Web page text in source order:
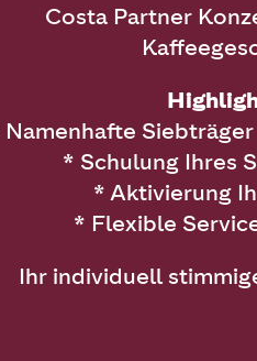
Costa Partner
Namenhafte
* Schulung Ihres
* Aktivierung
* Flexible
Ihr individuell